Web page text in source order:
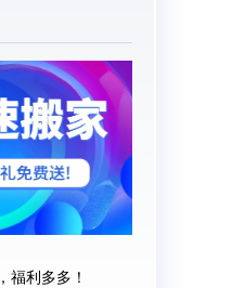
首批体验官，解